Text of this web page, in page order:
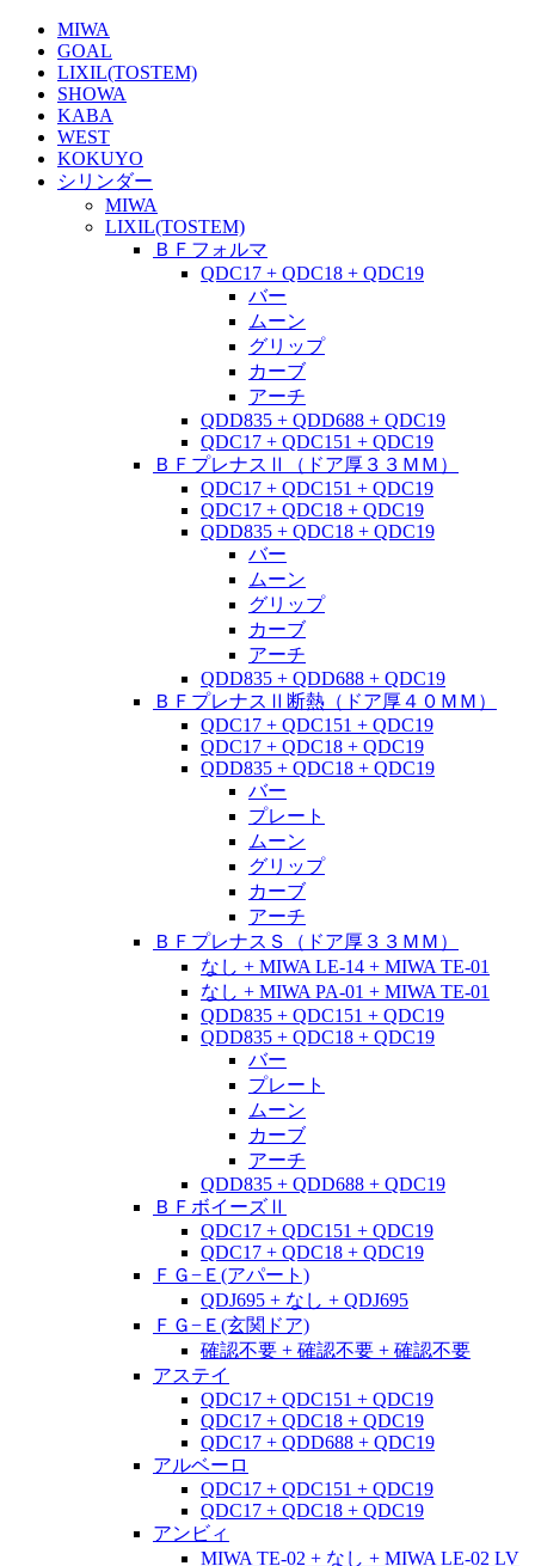
MIWA
GOAL
LIXIL(TOSTEM)
SHOWA
KABA
WEST
KOKUYO
シリンダー
MIWA
LIXIL(TOSTEM)
ＢＦフォルマ
QDC17 + QDC18 + QDC19
バー
ムーン
グリップ
カーブ
アーチ
QDD835 + QDD688 + QDC19
QDC17 + QDC151 + QDC19
ＢＦプレナスⅡ（ドア厚３３ＭＭ）
QDC17 + QDC151 + QDC19
QDC17 + QDC18 + QDC19
QDD835 + QDC18 + QDC19
バー
ムーン
グリップ
カーブ
アーチ
QDD835 + QDD688 + QDC19
ＢＦプレナスⅡ断熱（ドア厚４０ＭＭ）
QDC17 + QDC151 + QDC19
QDC17 + QDC18 + QDC19
QDD835 + QDC18 + QDC19
バー
プレート
ムーン
グリップ
カーブ
アーチ
ＢＦプレナスＳ（ドア厚３３ＭＭ）
なし + MIWA LE-14 + MIWA TE-01
なし + MIWA PA-01 + MIWA TE-01
QDD835 + QDC151 + QDC19
QDD835 + QDC18 + QDC19
バー
プレート
ムーン
カーブ
アーチ
QDD835 + QDD688 + QDC19
ＢＦボイーズⅡ
QDC17 + QDC151 + QDC19
QDC17 + QDC18 + QDC19
ＦＧ−Ｅ(アパート)
QDJ695 + なし + QDJ695
ＦＧ−Ｅ(玄関ドア)
確認不要 + 確認不要 + 確認不要
アステイ
QDC17 + QDC151 + QDC19
QDC17 + QDC18 + QDC19
QDC17 + QDD688 + QDC19
アルベーロ
QDC17 + QDC151 + QDC19
QDC17 + QDC18 + QDC19
アンビィ
MIWA TE-02 + なし + MIWA LE-02 LV